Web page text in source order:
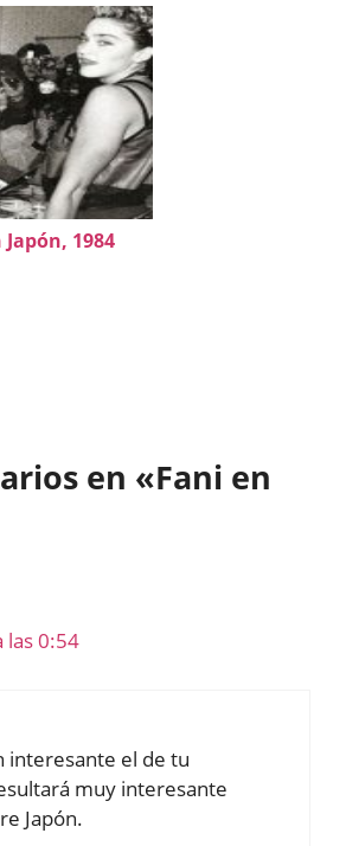
1984
en «Fani en
las 0:54
interesante el de tu
muy interesante
Japón.